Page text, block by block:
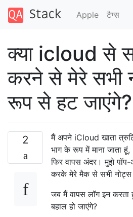
Apple टैग्‍स
क्या icloud से
करने से मेरे सभी
रूप से हट जाएंगे?
2
मैं अपने iCloud खाता
भाग के रूप में माना जाता
फिर वापस अंदर। मुझे
करके मेरे मैक से सभी नोट्स
जब मैं वापस लॉग इन करता
बहाल हो जाएंगे?